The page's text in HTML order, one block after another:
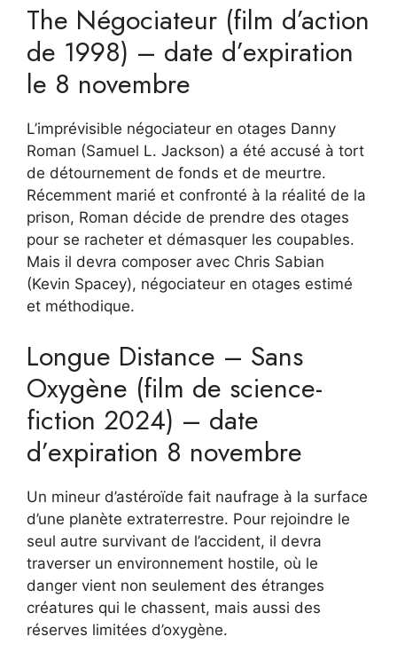
The Négociateur (film d’action
de 1998) – date d’expiration
le 8 novembre
L’imprévisible négociateur en otages Danny
Roman (Samuel L. Jackson) a été accusé à tort
de détournement de fonds et de meurtre.
Récemment marié et confronté à la réalité de la
prison, Roman décide de prendre des otages
pour se racheter et démasquer les coupables.
Mais il devra composer avec Chris Sabian
(Kevin Spacey), négociateur en otages estimé
et méthodique.
Longue Distance – Sans
Oxygène (film de science-
fiction 2024) – date
d’expiration 8 novembre
Un mineur d’astéroïde fait naufrage à la surface
d’une planète extraterrestre. Pour rejoindre le
seul autre survivant de l’accident, il devra
traverser un environnement hostile, où le
danger vient non seulement des étranges
créatures qui le chassent, mais aussi des
réserves limitées d’oxygène.